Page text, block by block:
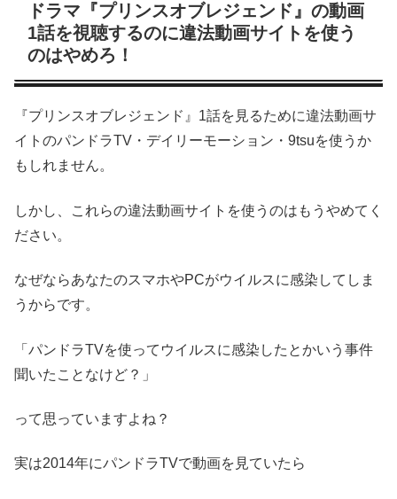
ドラマ『プリンスオブレジェンド』の動画
1話を視聴するのに違法動画サイトを使う
のはやめろ！
『プリンスオブレジェンド』1話を見るために違法動画サ
イトのパンドラTV・デイリーモーション・9tsuを使うか
もしれません。
しかし、これらの違法動画サイトを使うのはもうやめてく
ださい。
なぜならあなたのスマホやPCがウイルスに感染してしま
うからです。
「パンドラTVを使ってウイルスに感染したとかいう事件
聞いたことなけど？」
って思っていますよね？
実は2014年にパンドラTVで動画を見ていたら